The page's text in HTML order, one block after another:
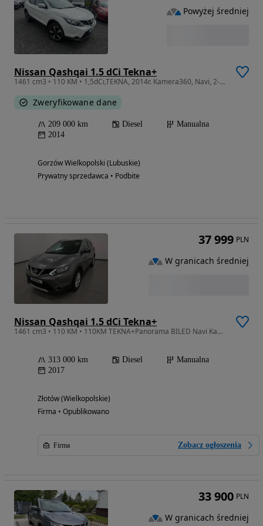
Nissan Qashqai 1.5 dCi Tekna+
1461 cm3 • 110 KM • 1,5dCi,TEKNA, 2014r. Kamera360, Navi, 2-Właściciel.Zarejestrowany w PL
Zweryfikowane dane
209 000 km Diesel
Manualna
2014
Gorzów Wielkopolski (Lubuskie)
Prywatny sprzedawca • Podbite
Powyżej średniej
Nissan Qashqai 1.5 dCi Tekna+
1461 cm3 • 110 KM • 110KM TEKNA+Panorama BILED Navi Kamera 360 Chrom Klimax2 FULL Zarej Gw
313 000 km Diesel
Manualna
2017
Złotów (Wielkopolskie)
Firma • Opublikowano
Firma Zobacz ogłoszenia
37 999 PLN
W granicach średniej
33 900 PLN
W granicach średniej